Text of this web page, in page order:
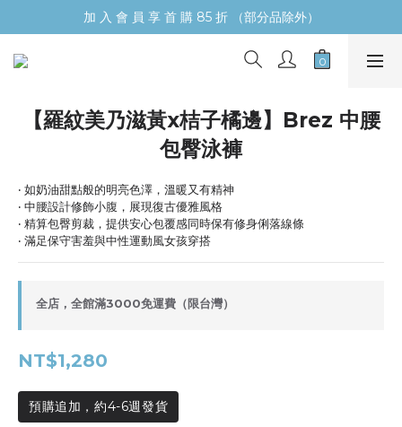
加 入 會 員 享 首 購 85 折 （部分品除外）
【羅紋美乃滋黃x桔子橘邊】Brez 中腰
包臀泳褲
‧ 如奶油甜點般的明亮色澤，溫暖又有精神
‧ 中腰設計修飾小腹，展現復古優雅風格
‧ 精算包臀剪裁，提供安心包覆感同時保有修身俐落線條
‧ 滿足保守害羞與中性運動風女孩穿搭
全店，全館滿3000免運費（限台灣）
NT$1,280
預購追加，約4-6週發貨